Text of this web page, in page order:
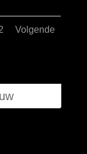
Volgende